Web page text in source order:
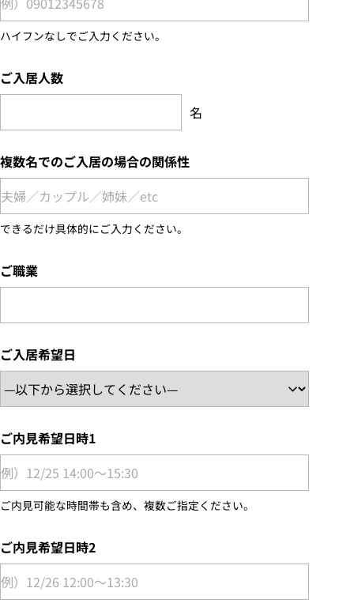
ハイフンなしでご入力ください。
ご入居人数
名
複数名でのご入居の場合の関係性
できるだけ具体的にご入力ください。
ご職業
ご入居希望日
ご内見希望日時1
ご内見可能な時間帯も含め、複数ご指定ください。
ご内見希望日時2